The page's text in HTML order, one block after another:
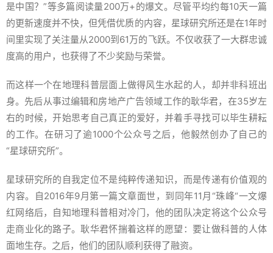
是中国？”等多篇阅读量200万+的爆文。尽管平均约每10天一篇
的更新速度并不快，但凭借优质的内容，星球研究所还是在1年时
间里实现了关注量从2000到61万的飞跃。不仅收获了一大群忠诚
度高的用户，也获得了不少奖励与荣誉。
而这样一个在地理科普层面上做得风生水起的人，却并非科班出
身。先后从事过编辑和房地产广告领域工作的耿华君，在35岁左
右的时候，开始思考自己真正的爱好，并着手寻找可以毕生耕耘
的工作。在研习了逾1000个公众号之后，他毅然创办了自己的
“星球研究所”。
星球研究所的自我定位不是纯粹传递知识，而是传递有价值观的
内容。自2016年9月第一篇文章面世，到同年11月“珠峰“一文爆
红网络后，自知地理科普相对冷门，他的团队决定将这个公众号
走商业化的路子。耿华君怀揣着这样的愿望：要让做科普的人体
面地生存。之后，他们的团队顺利获得了融资。